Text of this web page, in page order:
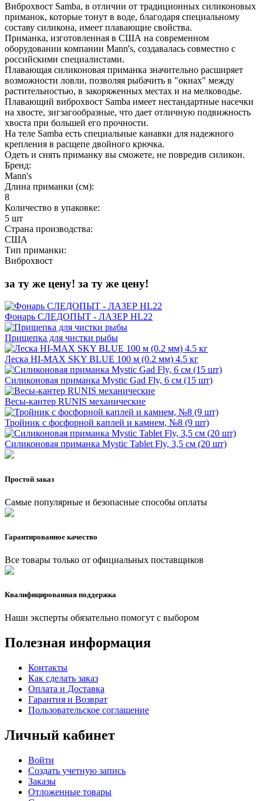
Виброхвост Samba, в отличии от традиционных силиконовых
приманок, которые тонут в воде, благодаря специальному
составу силикона, имеет плавающие свойства.
Приманка, изготовленная в США на современном
оборудовании компании Mann's, создавалась совместно с
российскими специалистами.
Плавающая силиконовая приманка значительно расширяет
возможности ловли, позволяя рыбачить в "окнах" между
растительностью, в закоряженных местах и на мелководье.
Плавающий виброхвост Samba имеет нестандартные насечки
на хвосте, зигзагообразные, что дает отличную подвижность
хвоста при большей его прочности.
На теле Samba есть специальные канавки для надежного
крепления в расщепе двойного крючка.
Одеть и снять приманку вы сможете, не повредив силикон.
Бренд:
Mann's
Длина приманки (см):
8
Количество в упаковке:
5 шт
Страна производства:
США
Тип приманки:
Виброхвост
за ту же цену! за ту же цену!
Фонарь СЛЕДОПЫТ - ЛАЗЕР HL22
Прищепка для чистки рыбы
Леска HI-MAX SKY BLUE 100 м (0.2 мм) 4.5 кг
Силиконовая приманка Mystic Gad Fly, 6 см (15 шт)
Весы-кантер RUNIS механические
Тройник с фосфорной каплей и камнем, №8 (9 шт)
Силиконовая приманка Mystic Tablet Fly, 3,5 см (20 шт)
Простой заказ
Самые популярные и безопасные способы оплаты
Гарантированное качество
Все товары только от официальных поставщиков
Квалифицированная поддержка
Наши эксперты обязательно помогут с выбором
Полезная информация
Контакты
Как сделать заказ
Оплата и Доставка
Гарантия и Возврат
Пользовательское соглашение
Личный кабинет
Войти
Создать учетную запись
Заказы
Отложенные товары